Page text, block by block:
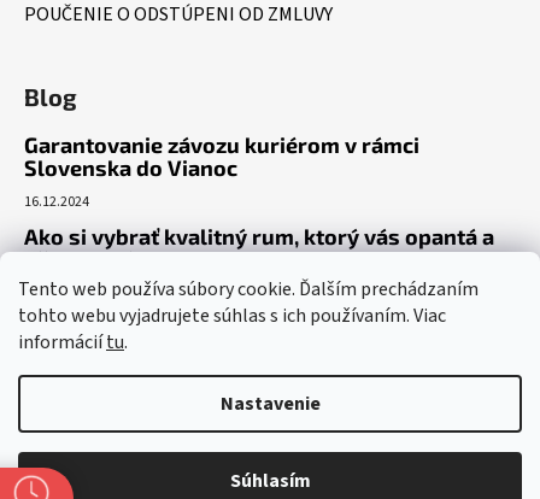
Tento web používa súbory cookie. Ďalším prechádzaním
tohto webu vyjadrujete súhlas s ich používaním. Viac
informáciítu.
Nastavenie
Súhlasím
POUČENIE O ODSTÚPENI OD ZMLUVY
Blog
Garantovanie závozu kuriérom v rámci
Slovenska do Vianoc
16.12.2024
Ako si vybrať kvalitný rum, ktorý vás opantá a
už nepustí?
16.6.2023
Dokonalý gin tonic recept – ako si pripraviť toto
osviežujúce letné eso?
Vytvoril Shoptet